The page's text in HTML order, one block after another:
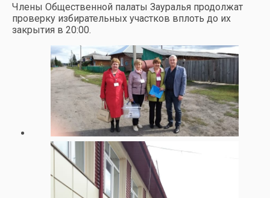
Члены Общественной палаты Зауралья продолжат
проверку избирательных участков вплоть до их
закрытия в 20:00.